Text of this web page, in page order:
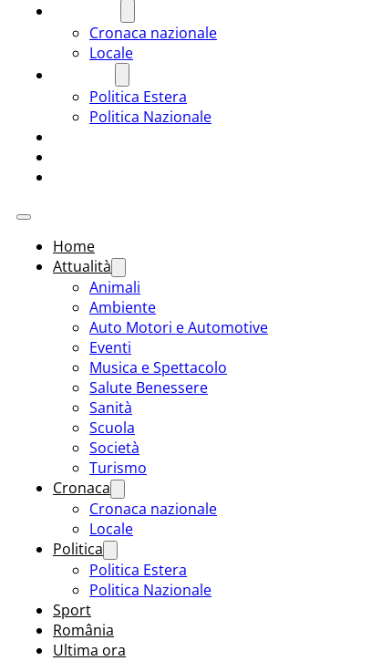
Cronaca nazionale
Locale
Politica Estera
Politica Nazionale
Home
Attualità
Animali
Ambiente
Auto Motori e Automotive
Eventi
Musica e Spettacolo
Salute Benessere
Sanità
Scuola
Società
Turismo
Cronaca
Cronaca nazionale
Locale
Politica
Politica Estera
Politica Nazionale
Sport
România
Ultima ora